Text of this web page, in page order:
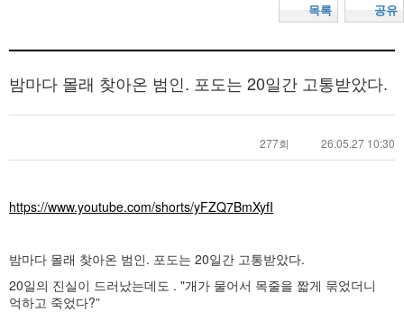
공유
목록
밤마다 몰래 찾아온 범인. 포도는 20일간 고통받았다.
277회 26.05.27 10:30
https://www.youtube.com/shorts/yFZQ7BmXyfI
밤마다 몰래 찾아온 범인. 포도는 20일간 고통받았다.
20일의 진실이 드러났는데도 . "개가 물어서 목줄을 짧게 묶었더니
억하고 죽었다?”